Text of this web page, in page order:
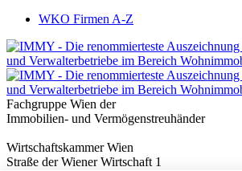
WKO Firmen A-Z
Fachgruppe Wien der
Immobilien- und Vermögenstreuhänder
Wirtschaftskammer Wien
Straße der Wiener Wirtschaft 1